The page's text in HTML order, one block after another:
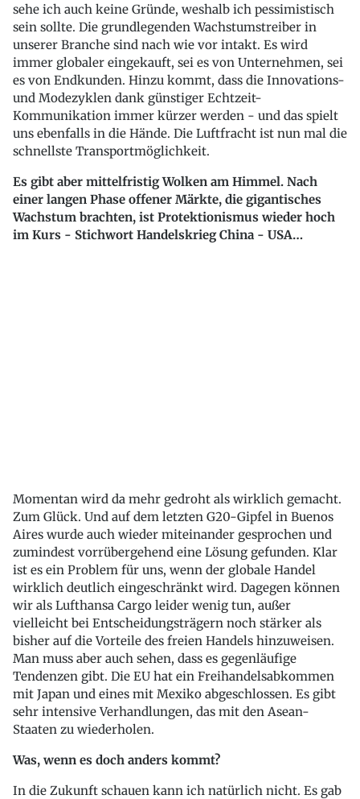
sehe ich auch keine Gründe, weshalb ich pessimistisch
sein sollte. Die grundlegenden Wachstumstreiber in
unserer Branche sind nach wie vor intakt. Es wird
immer globaler eingekauft, sei es von Unternehmen, sei
es von Endkunden. Hinzu kommt, dass die Innovations-
und Modezyklen dank günstiger Echtzeit-
Kommunikation immer kürzer werden - und das spielt
uns ebenfalls in die Hände. Die Luftfracht ist nun mal die
schnellste Transportmöglichkeit.
Es gibt aber mittelfristig Wolken am Himmel. Nach
einer langen Phase offener Märkte, die gigantisches
Wachstum brachten, ist Protektionismus wieder hoch
im Kurs - Stichwort Handelskrieg China - USA…
Momentan wird da mehr gedroht als wirklich gemacht.
Zum Glück. Und auf dem letzten G20-Gipfel in Buenos
Aires wurde auch wieder miteinander gesprochen und
zumindest vorrübergehend eine Lösung gefunden. Klar
ist es ein Problem für uns, wenn der globale Handel
wirklich deutlich eingeschränkt wird. Dagegen können
wir als Lufthansa Cargo leider wenig tun, außer
vielleicht bei Entscheidungsträgern noch stärker als
bisher auf die Vorteile des freien Handels hinzuweisen.
Man muss aber auch sehen, dass es gegenläufige
Tendenzen gibt. Die EU hat ein Freihandelsabkommen
mit Japan und eines mit Mexiko abgeschlossen. Es gibt
sehr intensive Verhandlungen, das mit den Asean-
Staaten zu wiederholen.
Was, wenn es doch anders kommt?
In die Zukunft schauen kann ich natürlich nicht. Es gab